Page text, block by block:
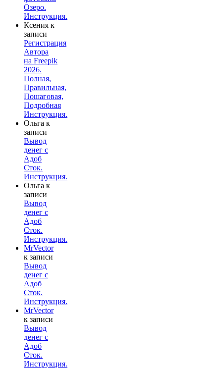
Озеро.
Инструкция.
Ксения к
записи
Регистрация
Автора
на Freepik
2026.
Полная,
Правильная,
Пошаговая,
Подробная
Инструкция.
Ольга к
записи
Вывод
денег с
Адоб
Сток.
Инструкция.
Ольга к
записи
Вывод
денег с
Адоб
Сток.
Инструкция.
MrVector
к записи
Вывод
денег с
Адоб
Сток.
Инструкция.
MrVector
к записи
Вывод
денег с
Адоб
Сток.
Инструкция.